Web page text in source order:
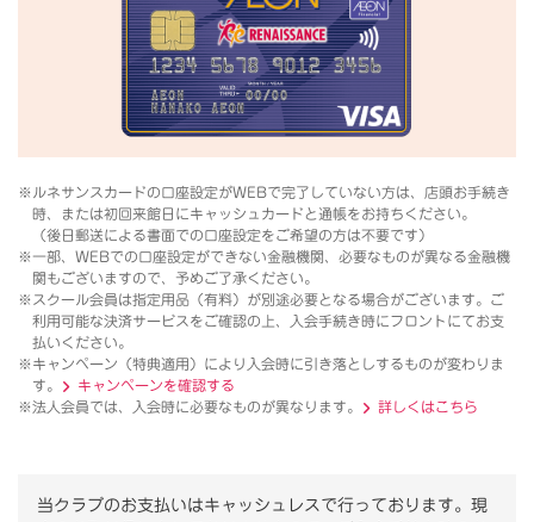
※ルネサンスカードの口座設定がWEBで完了していない方は、店頭お手続き
時、または初回来館日にキャッシュカードと通帳をお持ちください。
（後日郵送による書面での口座設定をご希望の方は不要です）
※一部、WEBでの口座設定ができない金融機関、必要なものが異なる金融機
関もございますので、予めご了承ください。
※スクール会員は指定用品（有料）が別途必要となる場合がございます。ご
利用可能な決済サービスをご確認の上、入会手続き時にフロントにてお支
払いください。
※キャンペーン（特典適用）により入会時に引き落としするものが変わりま
す。
キャンペーンを確認する
※法人会員では、入会時に必要なものが異なります。
詳しくはこちら
当クラブのお支払いはキャッシュレスで行っております。 現